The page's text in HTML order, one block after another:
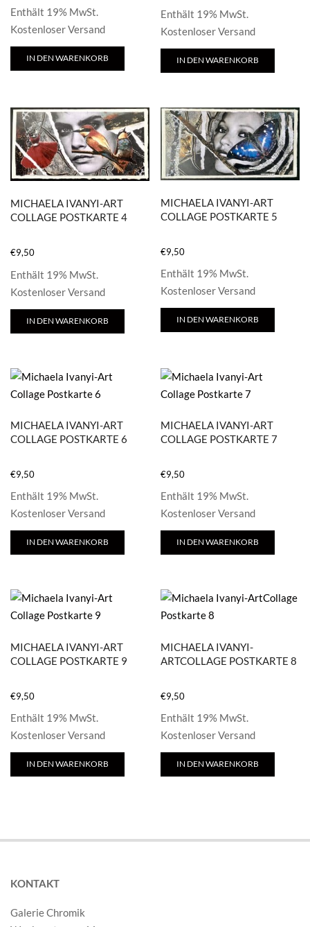
Enthält 19% MwSt.
Kostenloser Versand
IN DEN WARENKORB
Enthält 19% MwSt.
Kostenloser Versand
IN DEN WARENKORB
MICHAELA IVANYI-ART
COLLAGE POSTKARTE 4
€9,50
Enthält 19% MwSt.
Kostenloser Versand
IN DEN WARENKORB
MICHAELA IVANYI-ART
COLLAGE POSTKARTE 5
€9,50
Enthält 19% MwSt.
Kostenloser Versand
IN DEN WARENKORB
MICHAELA IVANYI-ART
COLLAGE POSTKARTE 6
€9,50
Enthält 19% MwSt.
Kostenloser Versand
IN DEN WARENKORB
MICHAELA IVANYI-ART
COLLAGE POSTKARTE 7
€9,50
Enthält 19% MwSt.
Kostenloser Versand
IN DEN WARENKORB
MICHAELA IVANYI-ART
COLLAGE POSTKARTE 9
€9,50
Enthält 19% MwSt.
Kostenloser Versand
IN DEN WARENKORB
MICHAELA IVANYI-
ARTCOLLAGE POSTKARTE 8
€9,50
Enthält 19% MwSt.
Kostenloser Versand
IN DEN WARENKORB
KONTAKT
Galerie Chromik